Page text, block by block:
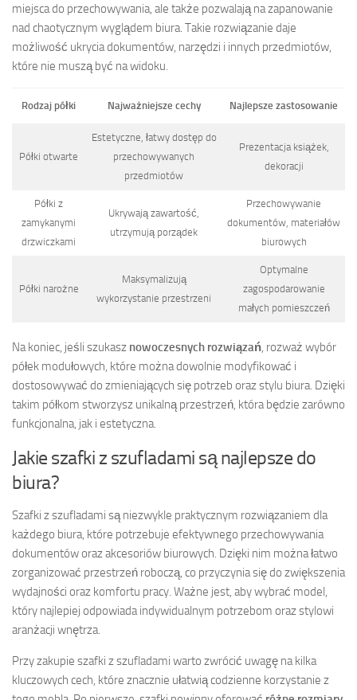
miejsca do przechowywania, ale także pozwalają na zapanowanie
nad chaotycznym wyglądem biura. Takie rozwiązanie daje
możliwość ukrycia dokumentów, narzędzi i innych przedmiotów,
które nie muszą być na widoku.
Rodzaj półki Najważniejsze cechy Najlepsze zastosowanie
Półki otwarte
Estetyczne, łatwy dostęp do
przechowywanych
przedmiotów
Prezentacja książek,
dekoracji
Półki z
zamykanymi
drzwiczkami
Ukrywają zawartość,
utrzymują porządek
Przechowywanie
dokumentów, materiałów
biurowych
Półki narożne
Maksymalizują
wykorzystanie przestrzeni
Optymalne
zagospodarowanie
małych pomieszczeń
Na koniec, jeśli szukasz nowoczesnych rozwiązań, rozważ wybór
półek modułowych, które można dowolnie modyfikować i
dostosowywać do zmieniających się potrzeb oraz stylu biura. Dzięki
takim półkom stworzysz unikalną przestrzeń, która będzie zarówno
funkcjonalna, jak i estetyczna.
Jakie szafki z szufladami są najlepsze do
biura?
Szafki z szufladami są niezwykle praktycznym rozwiązaniem dla
każdego biura, które potrzebuje efektywnego przechowywania
dokumentów oraz akcesoriów biurowych. Dzięki nim można łatwo
zorganizować przestrzeń roboczą, co przyczynia się do zwiększenia
wydajności oraz komfortu pracy. Ważne jest, aby wybrać model,
który najlepiej odpowiada indywidualnym potrzebom oraz stylowi
aranżacji wnętrza.
Przy zakupie szafki z szufladami warto zwrócić uwagę na kilka
kluczowych cech, które znacznie ułatwią codzienne korzystanie z